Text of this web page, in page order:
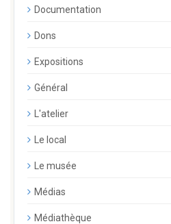
Documentation
Dons
Expositions
Général
L'atelier
Le local
Le musée
Médias
Médiathèque